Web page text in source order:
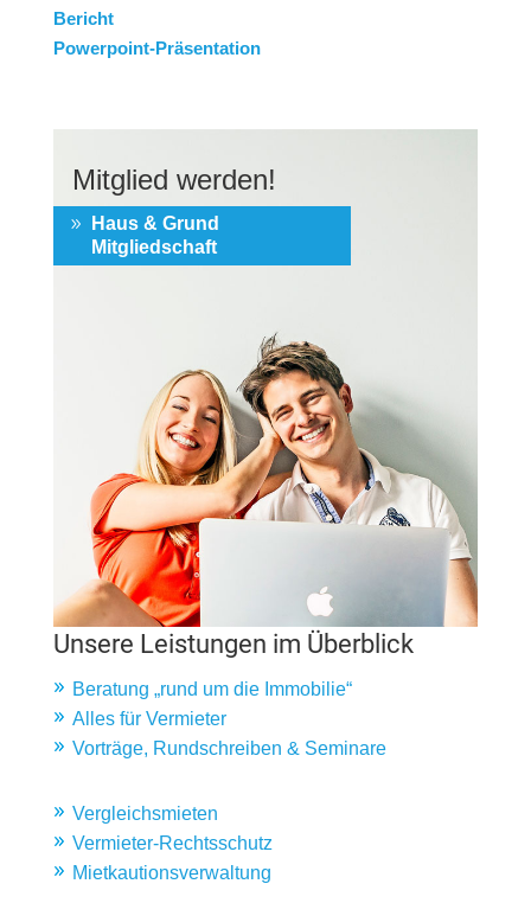
Bericht
Powerpoint-Präsentation
Mitglied werden!
Haus & Grund
Mitgliedschaft
Unsere Leistungen im Überblick
Beratung „rund um die Immobilie“
Alles für Vermieter
Vorträge, Rundschreiben & Seminare
Vergleichsmieten
Vermieter-Rechtsschutz
Mietkautionsverwaltung